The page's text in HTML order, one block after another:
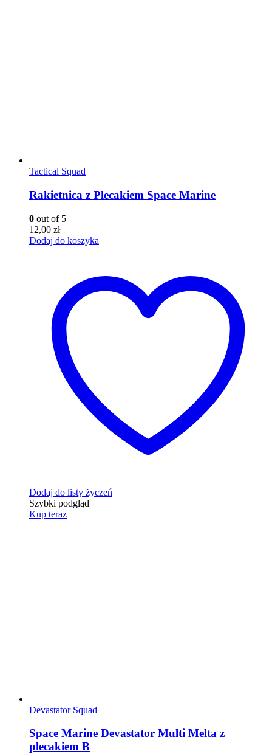
Tactical Squad
Rakietnica z Plecakiem Space Marine
0 out of 5
12,00 zł
Dodaj do koszyka
Dodaj do listy życzeń
Szybki podgląd
Kup teraz
Devastator Squad
Space Marine Devastator Multi Melta z
plecakiem B